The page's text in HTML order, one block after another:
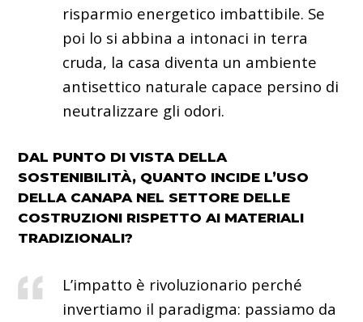
risparmio energetico imbattibile. Se
poi lo si abbina a intonaci in terra
cruda, la casa diventa un ambiente
antisettico naturale capace persino di
neutralizzare gli odori.
DAL PUNTO DI VISTA DELLA
SOSTENIBILITÀ, QUANTO INCIDE L’USO
DELLA CANAPA NEL SETTORE DELLE
COSTRUZIONI RISPETTO AI MATERIALI
TRADIZIONALI?
L’impatto è rivoluzionario perché
invertiamo il paradigma: passiamo da